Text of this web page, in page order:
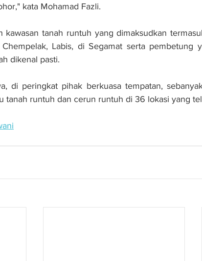
kata Mohamad Fazli.
kawasan tanah runtuh yang dimaksudkan
Labis, di Segamat serta pembetung
dikenal pasti.
di peringkat pihak berkuasa tempatan,
tanah runtuh dan cerun runtuh di 36 lokasi yang